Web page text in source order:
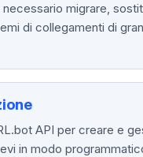
migrare,
di collegamenti di
API per creare e
in ​​modo